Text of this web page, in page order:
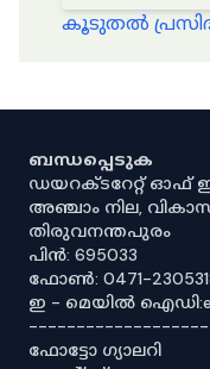
കൂടുതൽ
ബന്ധപ്പെടുക
ഡയറക്ടറേറ്റ് ഓഫ്
അഞ്ചാം നില,
തിരുവനന്തപുരം
പിൻ: 695033
ഫോൺ: 0471-
ഇ - മെയിൽ
ഫോട്ടോ ഗ്യാലറി